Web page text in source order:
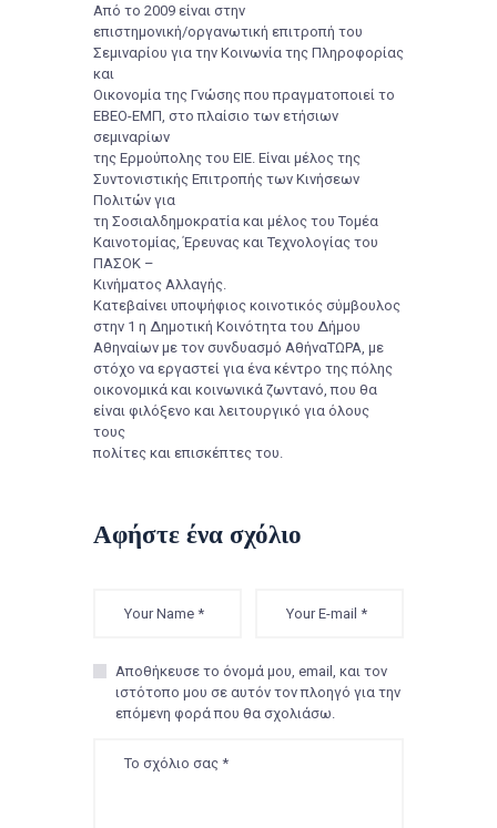
Από το 2009 είναι στην
επιστημονική/οργανωτική επιτροπή του
Σεμιναρίου για την Κοινωνία της Πληροφορίας
και
Οικονομία της Γνώσης που πραγματοποιεί το
ΕΒΕΟ-ΕΜΠ, στο πλαίσιο των ετήσιων
σεμιναρίων
της Ερμούπολης του ΕΙΕ. Είναι μέλος της
Συντονιστικής Επιτροπής των Κινήσεων
Πολιτών για
τη Σοσιαλδημοκρατία και μέλος του Τομέα
Καινοτομίας, Έρευνας και Τεχνολογίας του
ΠΑΣΟΚ –
Κινήματος Αλλαγής.
Κατεβαίνει υποψήφιος κοινοτικός σύμβουλος
στην 1 η Δημοτική Κοινότητα του Δήμου
Αθηναίων με τον συνδυασμό ΑθήναΤΩΡΑ, με
στόχο να εργαστεί για ένα κέντρο της πόλης
οικονομικά και κοινωνικά ζωντανό, που θα
είναι φιλόξενο και λειτουργικό για όλους
τους
πολίτες και επισκέπτες του.
Αφήστε ένα σχόλιο
Αποθήκευσε το όνομά μου, email, και τον
ιστότοπο μου σε αυτόν τον πλοηγό για την
επόμενη φορά που θα σχολιάσω.